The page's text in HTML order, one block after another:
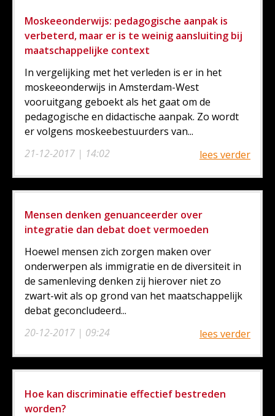
Moskeeonderwijs: pedagogische aanpak is
verbeterd, maar er is te weinig aansluiting bij
maatschappelijke context
21-12-2017 | 14:02
In vergelijking met het verleden is er in het
moskeeonderwijs in Amsterdam-West
vooruitgang geboekt als het gaat om de
pedagogische en didactische aanpak. Zo wordt
er volgens moskeebestuurders van...
lees verder
Mensen denken genuanceerder over
integratie dan debat doet vermoeden
20-12-2017 | 09:24
Hoewel mensen zich zorgen maken over
onderwerpen als immigratie en de diversiteit in
de samenleving denken zij hierover niet zo
zwart-wit als op grond van het maatschappelijk
debat geconcludeerd...
lees verder
Hoe kan discriminatie effectief bestreden
worden?